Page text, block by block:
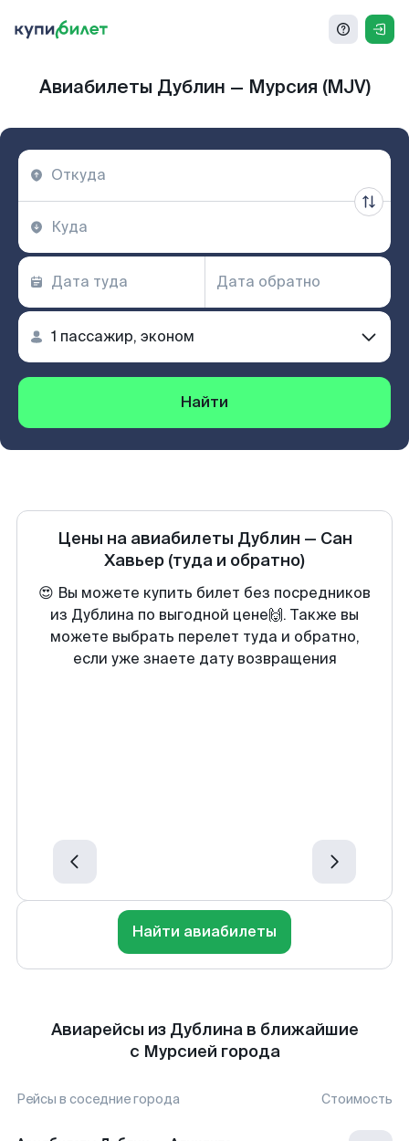
Авиабилеты Дублин — Мурсия (MJV)
Найти
Цены на авиабилеты Дублин — Сан
Хавьер (туда и обратно)
😍 Вы можете купить билет без посредников
из Дублина по выгодной цене🙌. Также вы
можете выбрать перелет туда и обратно,
если уже знаете дату возвращения
Найти авиабилеты
Авиарейсы из Дублина в ближайшие
с Мурсией города
Рейсы в соседние города Стоимость